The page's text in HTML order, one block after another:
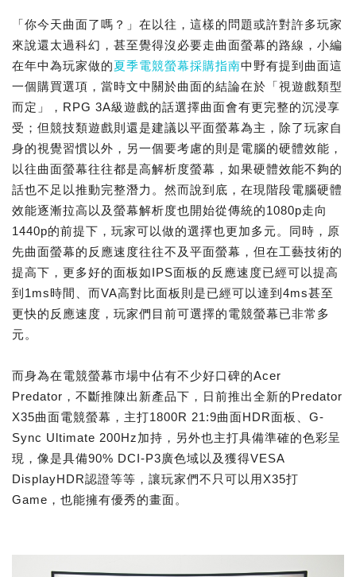
「你今天曲面了嗎？」在以往，這樣的問題或許對許多玩家
來說還太過科幻，甚至覺得沒必要走曲面螢幕的路線，小編
在年中為玩家做的夏季電競螢幕採購指南中野有提到曲面這
一個購買選項，當時文中關於曲面的結論在於「視遊戲類型
而定」，RPG 3A級遊戲的話選擇曲面會有更完整的沉浸享
受；但競技類遊戲則還是建議以平面螢幕為主，除了玩家自
身的視覺習慣以外，另一個要考慮的則是電腦的硬體效能，
以往曲面螢幕往往都是高解析度螢幕，如果硬體效能不夠的
話也不足以推動完整潛力。然而說到底，在現階段電腦硬體
效能逐漸拉高以及螢幕解析度也開始從傳統的1080p走向
1440p的前提下，玩家可以做的選擇也更加多元。同時，原
先曲面螢幕的反應速度往往不及平面螢幕，但在工藝技術的
提高下，更多好的面板如IPS面板的反應速度已經可以提高
到1ms時間、而VA高對比面板則是已經可以達到4ms甚至
更快的反應速度，玩家們目前可選擇的電競螢幕已非常多
元。
而身為在電競螢幕市場中佔有不少好口碑的Acer
Predator，不斷推陳出新產品下，日前推出全新的Predator
X35曲面電競螢幕，主打1800R 21:9曲面HDR面板、G-
Sync Ultimate 200Hz加持，另外也主打具備準確的色彩呈
現，像是具備90% DCI-P3廣色域以及獲得VESA
DisplayHDR認證等等，讓玩家們不只可以用X35打
Game，也能擁有優秀的畫面。